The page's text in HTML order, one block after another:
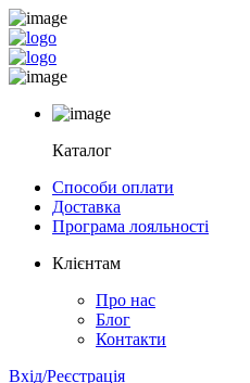
Каталог
Способи оплати
Доставка
Програма лояльності
Клієнтам
Про нас
Блог
Контакти
Вхід/Реєстрація